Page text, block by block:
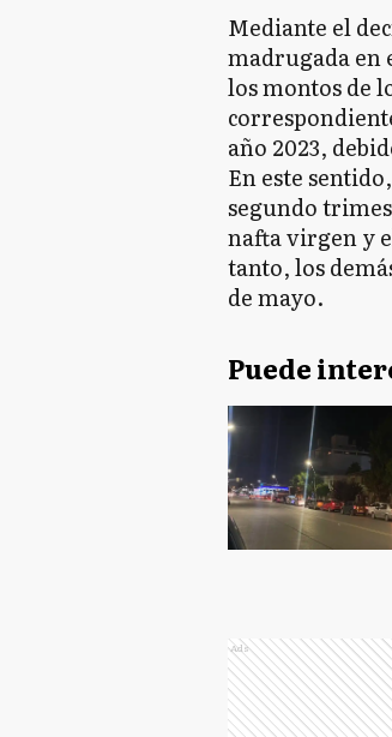
Mediante el
madrugada en
los montos de
año 2023,
En este
segundo
nafta virgen y
tanto, los
de mayo.
Puede
Ads